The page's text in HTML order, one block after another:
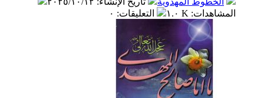
المشاهدات: ١.٠ K التعليقات: ٠